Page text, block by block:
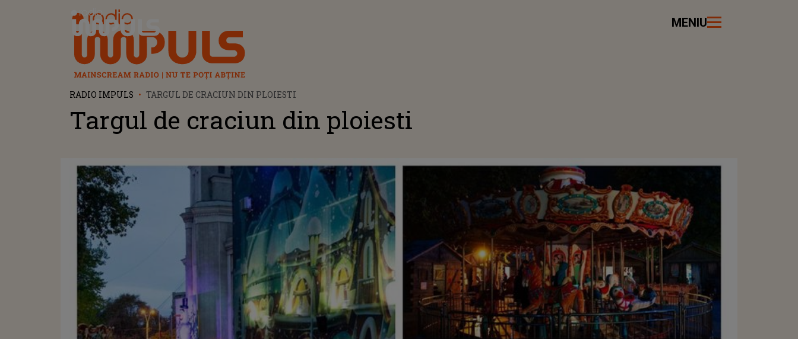
Radio Impuls MENIU
RADIO IMPULS TARGUL DE CRACIUN DIN PLOIESTI
Targul de craciun din ploiesti